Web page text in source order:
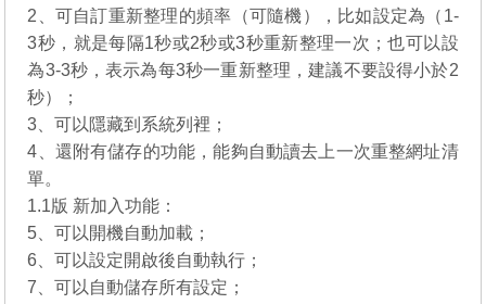
2、可自訂重新整理的頻率（可隨機），比如設定為（1-
3秒，就是每隔1秒或2秒或3秒重新整理一次；也可以設
為3-3秒，表示為每3秒一重新整理，建議不要設得小於2
秒）；
3、可以隱藏到系統列裡；
4、還附有儲存的功能，能夠自動讀去上一次重整網址清
單。
1.1版 新加入功能：
5、可以開機自動加載；
6、可以設定開啟後自動執行；
7、可以自動儲存所有設定；